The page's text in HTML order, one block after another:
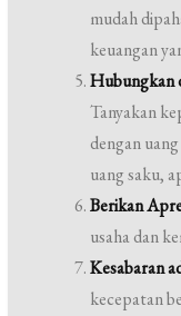
mudah
keuangan
Hubungkan
Tanyakan
dengan
uang saku,
Berikan
usaha dan
Kesabaran
kecepatan